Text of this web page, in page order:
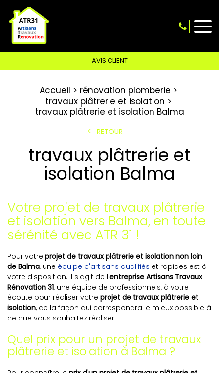
AVIS CLIENT
Accueil
rénovation plomberie
travaux plâtrerie et isolation
travaux plâtrerie et isolation Balma
RETOUR
travaux plâtrerie et
isolation Balma
Votre projet de travaux plâtrerie
et isolation vers Balma, en toute
sérénité avec ATR 31 !
Pour votre projet de travaux plâtrerie et isolation non loin
de Balma, une équipe d'artisans qualifiés et rapides est à
votre disposition. Il s'agit de l'entreprise Artisans Travaux
Rénovation 31, une équipe de professionnels, à votre
écoute pour réaliser votre projet de travaux plâtrerie et
isolation, de la façon qui correspondra le mieux possible à
ce que vous souhaitez réaliser.
Quel prix pour un projet de travaux
plâtrerie et isolation à Balma ?